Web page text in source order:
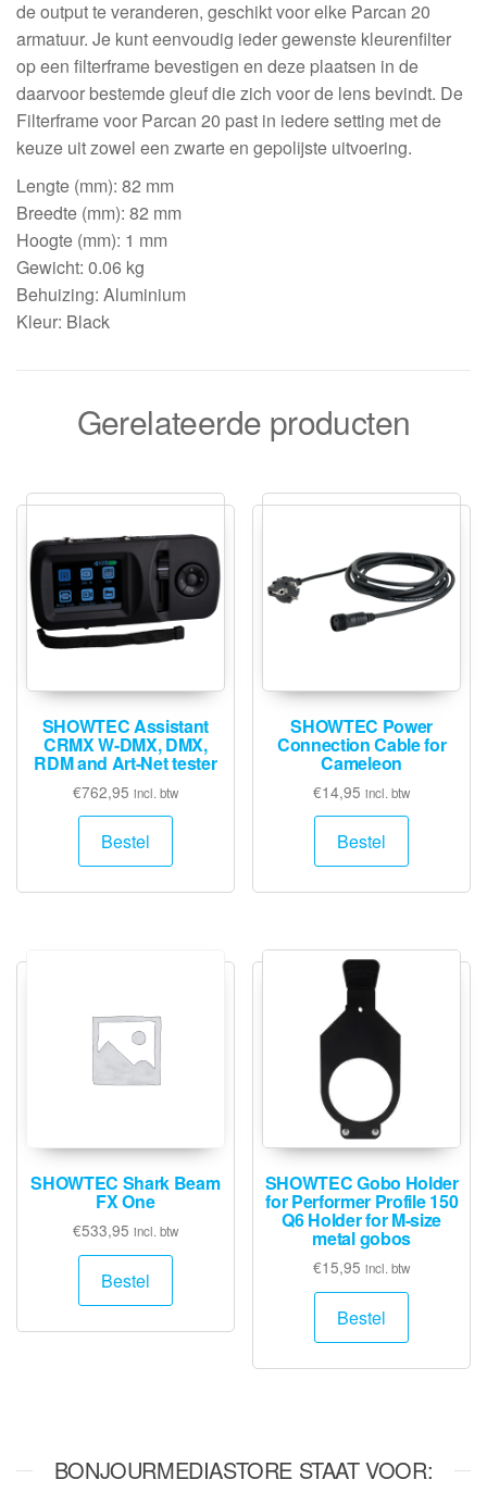
de output te veranderen, geschikt voor elke Parcan 20
armatuur. Je kunt eenvoudig ieder gewenste kleurenfilter
op een filterframe bevestigen en deze plaatsen in de
daarvoor bestemde gleuf die zich voor de lens bevindt. De
Filterframe voor Parcan 20 past in iedere setting met de
keuze uit zowel een zwarte en gepolijste uitvoering.
Lengte (mm): 82 mm
Breedte (mm): 82 mm
Hoogte (mm): 1 mm
Gewicht: 0.06 kg
Behuizing: Aluminium
Kleur: Black
Gerelateerde producten
SHOWTEC Assistant
CRMX W-DMX, DMX,
RDM and Art-Net tester
€762,95 incl. btw
Bestel
SHOWTEC Power
Connection Cable for
Cameleon
€14,95 incl. btw
Bestel
SHOWTEC Shark Beam
FX One
€533,95 incl. btw
Bestel
SHOWTEC Gobo Holder
for Performer Profile 150
Q6 Holder for M-size
metal gobos
€15,95 incl. btw
Bestel
BONJOURMEDIASTORE STAAT VOOR: